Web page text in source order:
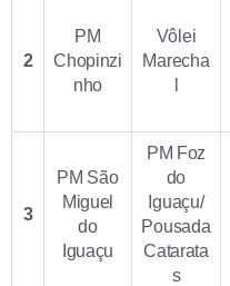
2
PM
Chopinzi
nho
Vôlei
Marecha
3
PM São
Miguel
do
Iguaçu
PM Foz
do
Iguaçu/
Pousada
Catarata
s